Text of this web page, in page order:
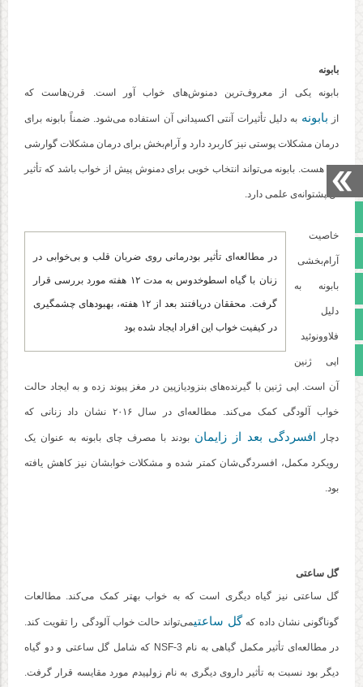
تالار گفتمان
آپارات
مجوز سایت
بابونه
بابونه یکی از معروف‌ترین دمنوش‌های خواب آور است. قرن‌هاست که
از بابونه به دلیل تأثیرات آنتی اکسیدانی آن استفاده می‌شود. ضمناً بابونه برای
درمان مشکلات پوستی نیز کاربرد دارد و آرام‌بخش برای درمان مشکلات گوارشی
نیز هست. بابونه می‌تواند انتخاب خوبی برای دمنوش پیش از خواب باشد که تأثیر
آن پشتوانه‌ی علمی دارد.
در مطالعه‌ای تأثیر بودرمانی روی ضربان قلب و بی‌خوابی در
زنان با گیاه اسطوخدوس به مدت ۱۲ هفته مورد بررسی قرار
گرفت. محققان دریافتند بعد از ۱۲ هفته، بهبودهای چشمگیری
در کیفیت خواب این افراد ایجاد شده بود
خاصیت
آرام‌بخشی
بابونه به
دلیل
فلاوونوئید
اپی ژنین
آن است. اپی ژنین با گیرنده‌های بنزودیازپین در مغز پیوند زده و به ایجاد حالت
خواب آلودگی کمک می‌کند. مطالعه‌ای در سال ۲۰۱۶ نشان داد زنانی که
دچار افسردگی بعد از زایمان بودند با مصرف چای بابونه به عنوان یک
رویکرد مکمل، افسردگی‌شان کمتر شده و مشکلات خوابشان نیز کاهش یافته
بود.
گل ساعتی
گل ساعتی نیز گیاه دیگری است که به خواب بهتر کمک می‌کند. مطالعات
گوناگونی نشان داده که گل ساعتیمی‌تواند حالت خواب آلودگی را تقویت کند.
در مطالعه‌ای تأثیر مکمل گیاهی به نام NSF-3 که شامل گل ساعتی و دو گیاه
دیگر بود نسبت به تأثیر داروی دیگری به نام زولپیدم مورد مقایسه قرار گرفت.